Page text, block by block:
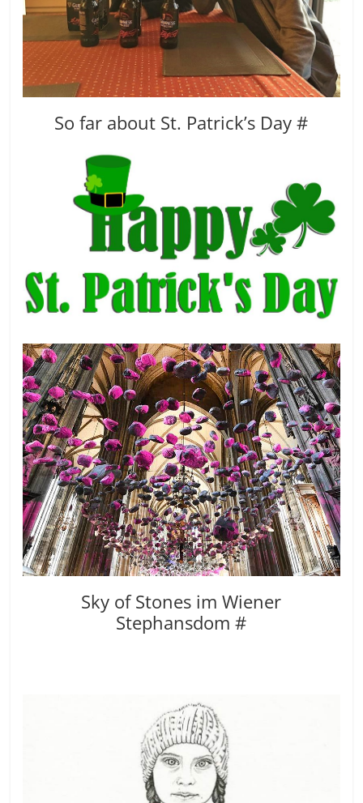
So far about St. Patrick’s Day #
Sky of Stones im Wiener
Stephansdom #